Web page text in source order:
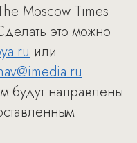
Moscow Times
это можно
или
.
будут направлены